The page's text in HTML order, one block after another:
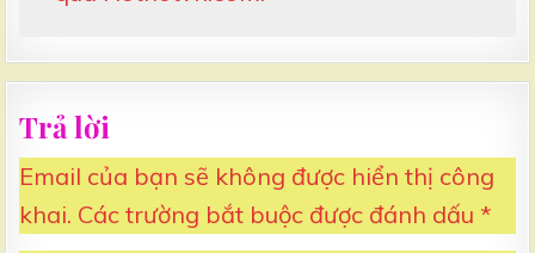
a
r
s
Trả lời
Email của bạn sẽ không được hiển thị công
khai. Các trường bắt buộc được đánh dấu *